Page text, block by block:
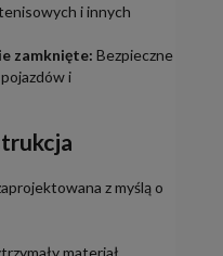
i innych
zamknięte: Bezpieczne
i
z myślą o
materiał